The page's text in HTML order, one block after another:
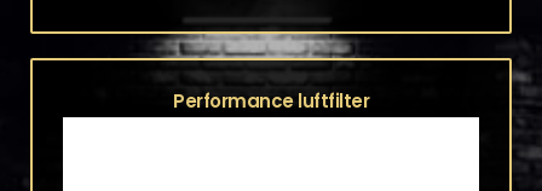
Performance luftfilter